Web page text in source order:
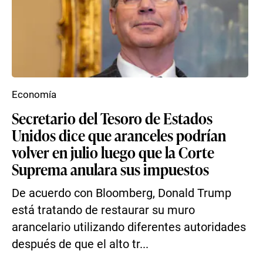
Secretario del Tesoro de Estados
Unidos dice que aranceles podrían
volver en julio luego que la Corte
Suprema anulara sus impuestos
De acuerdo con Bloomberg, Donald Trump
está tratando de restaurar su muro
arancelario utilizando diferentes autoridades
después de que el alto tr...
Economía